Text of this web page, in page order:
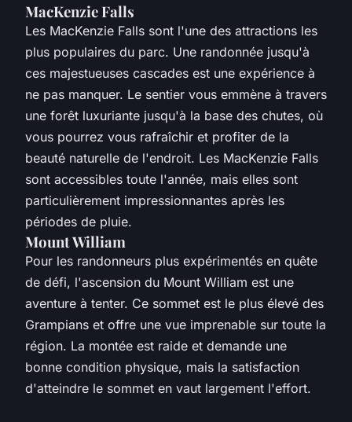
MacKenzie Falls
Les MacKenzie Falls sont l'une des attractions les
plus populaires du parc. Une randonnée jusqu'à
ces majestueuses cascades est une expérience à
ne pas manquer. Le sentier vous emmène à travers
une forêt luxuriante jusqu'à la base des chutes, où
vous pourrez vous rafraîchir et profiter de la
beauté naturelle de l'endroit. Les MacKenzie Falls
sont accessibles toute l'année, mais elles sont
particulièrement impressionnantes après les
périodes de pluie.
Mount William
Pour les randonneurs plus expérimentés en quête
de défi, l'ascension du Mount William est une
aventure à tenter. Ce sommet est le plus élevé des
Grampians et offre une vue imprenable sur toute la
région. La montée est raide et demande une
bonne condition physique, mais la satisfaction
d'atteindre le sommet en vaut largement l'effort.